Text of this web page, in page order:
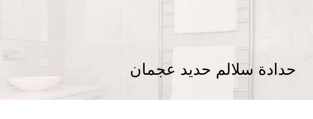
حدادة سلالم حديد عجمان